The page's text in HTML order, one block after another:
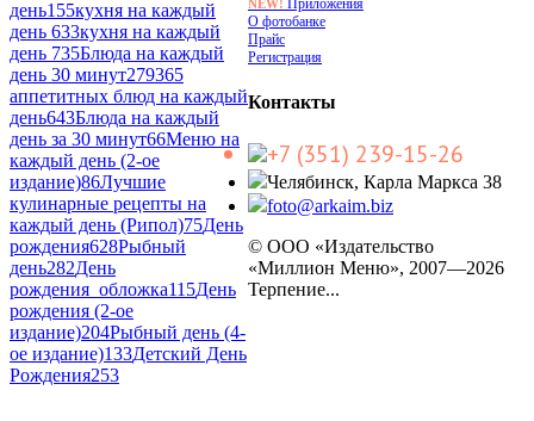
день155кухня на каждый
день 633кухня на каждый
день 735Блюда на каждый
день 30 минут279365
аппетитных блюд на каждый
день643Блюда на каждый
день за 30 минут66Меню на
каждый день (2-ое
издание)86Лучшие
кулинарные рецепты на
каждый день (Рипол)75День
рождения628Рыбный
день282День
рождения_обложка115День
рождения (2-ое
издание)204Рыбный день (4-
ое издание)133Детский День
Рождения253
NEW!
О фотобанке
Прайс
Регистрация
Контакты
+7 (351) 239-15-26
Челябинск, Карла Маркса 38
foto@arkaim.biz
© ООО «Издательство
«Миллион Меню», 2007—2026
Терпение...